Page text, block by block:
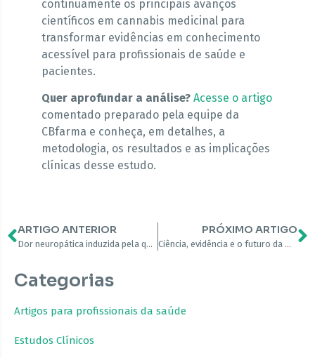
continuamente os principais avanços
científicos em cannabis medicinal para
transformar evidências em conhecimento
acessível para profissionais de saúde e
pacientes.
Quer aprofundar a análise? Acesse o artigo
comentado preparado pela equipe da
CBfarma e conheça, em detalhes, a
metodologia, os resultados e as implicações
clínicas desse estudo.
ARTIGO ANTERIOR
Dor neuropática induzida pela quimioterapia (CIPN): o que é, sintomas e impacto na qualidade de vida
PRÓXIMO ARTIGO
Ciência, evidência e o futuro da medicina canabinoide no Brasil: como a CBfarma contribui para a construção de dados clínicos reais
Categorias
Artigos para profissionais da saúde
Estudos Clínicos